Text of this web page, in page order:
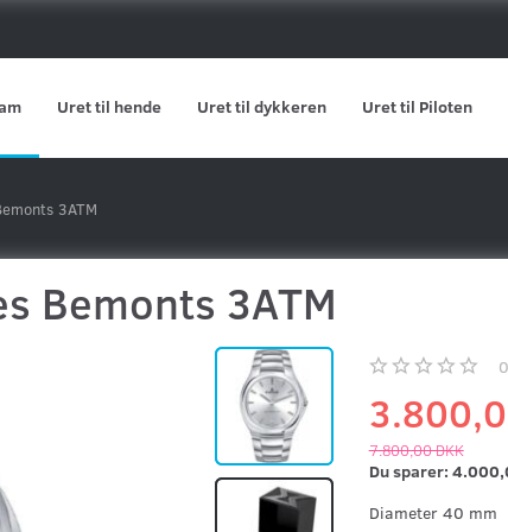
Uret til hende Uret til dykkeren Uret til Piloten
3ATM
Bemonts 3ATM
0
7.800,00 DKK
Du sparer:
Diameter 40 mm